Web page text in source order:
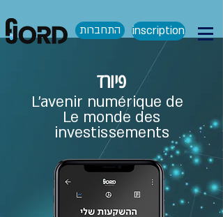
inscription התחברות
פיורד
L'avenir numérique de
Le monde des
investissements